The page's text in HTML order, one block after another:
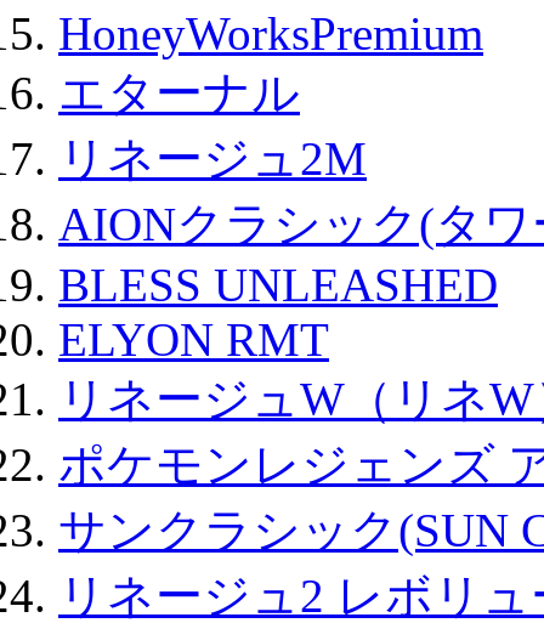
HoneyWorksPremium
エターナル
リネージュ2M
AIONクラシック(タ
BLESS UNLEASHED
ELYON RMT
リネージュW（リネ
ポケモンレジェンズ
サンクラシック(SUN
リネージュ2 レボリ